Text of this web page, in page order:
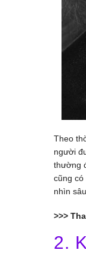
Theo
người
thường
cũng có
nhìn
>>>
2.